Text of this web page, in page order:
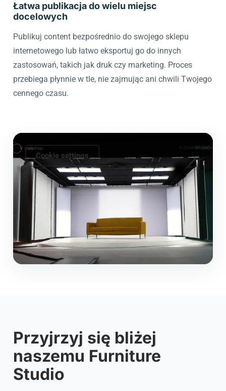
Łatwa publikacja do wielu miejsc
docelowych
Publikuj content bezpośrednio do swojego sklepu
internetowego lub łatwo eksportuj go do innych
zastosowań, takich jak druk czy marketing. Proces
przebiega płynnie w tle, nie zajmując ani chwili Twojego
cennego czasu.
Cookie settings
Przyjrzyj się bliżej
naszemu Furniture
Studio